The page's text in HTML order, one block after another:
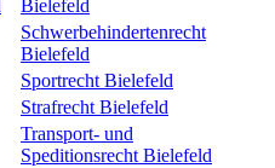
Bielefeld
Schwerbehindertenrecht
Bielefeld
Sportrecht Bielefeld
Strafrecht Bielefeld
Transport- und
Speditionsrecht Bielefeld